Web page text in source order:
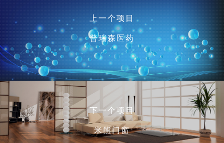
上一个项目
普瑞森医药
下一个项目
米熊门窗